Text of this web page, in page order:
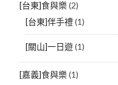
[台東]食與樂(2)
[台東]伴手禮(1)
[關山]一日遊(1)
[嘉義]食與樂(1)